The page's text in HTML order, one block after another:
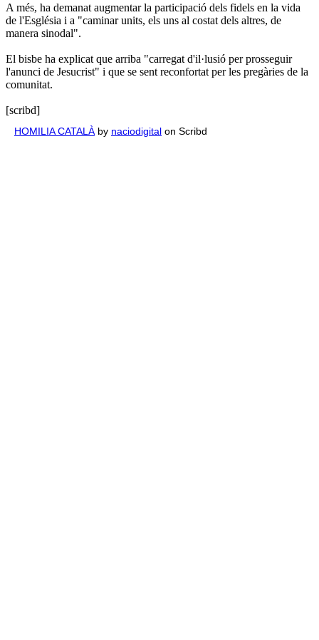
A més, ha demanat augmentar la participació dels fidels en la vida
de l'Església i a "caminar units, els uns al costat dels altres, de
manera sinodal".
El bisbe ha explicat que arriba "carregat d'il·lusió per prosseguir
l'anunci de Jesucrist" i que se sent reconfortat per les pregàries de la
comunitat.
[scribd]
HOMILIA CATALÀ by naciodigital on Scribd